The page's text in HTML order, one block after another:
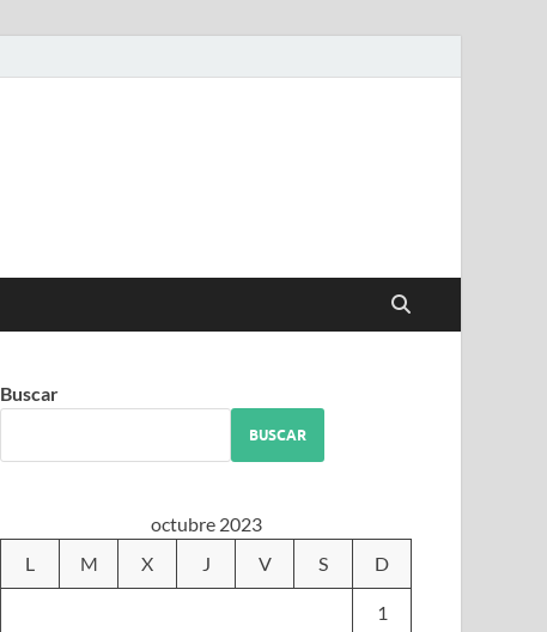
Buscar
BUSCAR
octubre 2023
L
M X J V S D
1